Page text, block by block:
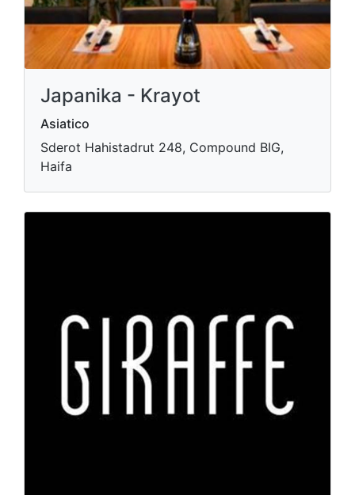
Japanika - Krayot
Asiatico
Sderot Hahistadrut 248, Compound BIG,
Haifa